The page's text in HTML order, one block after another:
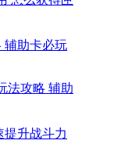
辅助卡必玩
提升战斗力